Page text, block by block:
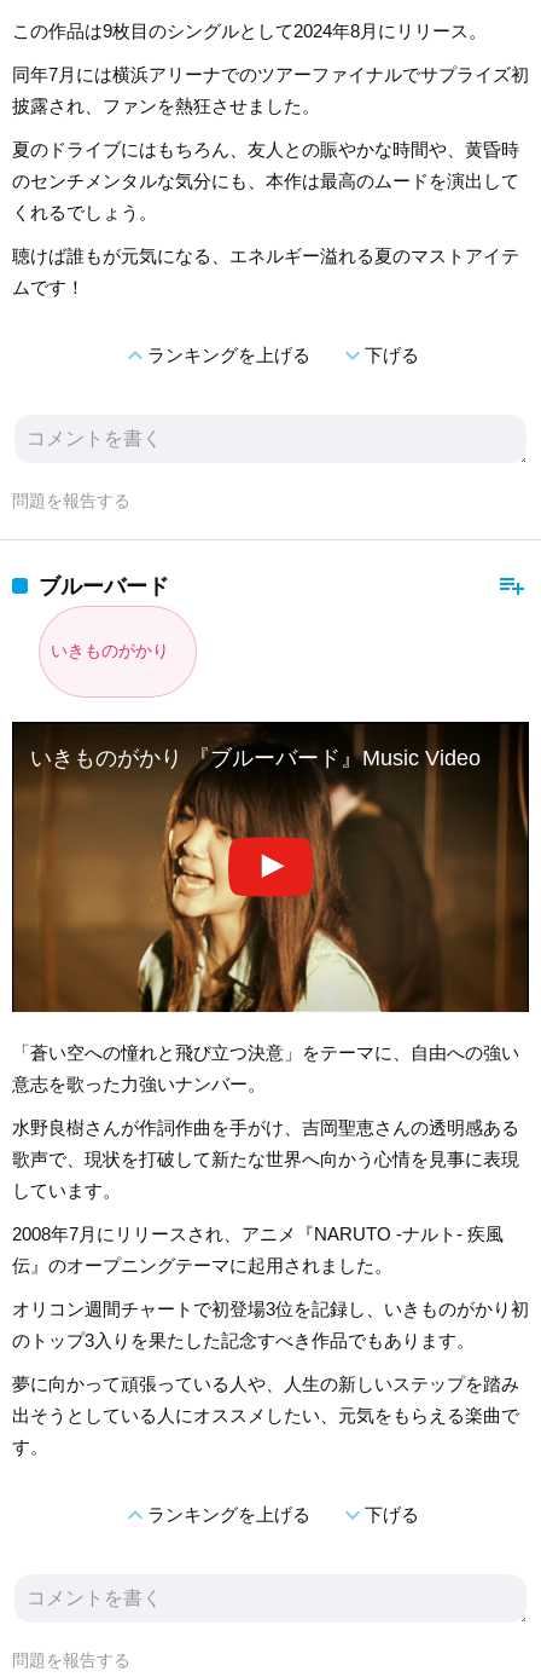
この作品は9枚目のシングルとして2024年8月にリリース。
同年7月には横浜アリーナでのツアーファイナルでサプライズ初
披露され、ファンを熱狂させました。
夏のドライブにはもちろん、友人との賑やかな時間や、黄昏時
のセンチメンタルな気分にも、本作は最高のムードを演出して
くれるでしょう。
聴けば誰もが元気になる、エネルギー溢れる夏のマストアイテ
ムです！
expand_lessランキングを上げる expand_more下げる
問題を報告する
playlist_add
ブルーバード
いきものがかり
いきものがかり 『ブルーバード』Music Video
「蒼い空への憧れと飛び立つ決意」をテーマに、自由への強い
意志を歌った力強いナンバー。
水野良樹さんが作詞作曲を手がけ、吉岡聖恵さんの透明感ある
歌声で、現状を打破して新たな世界へ向かう心情を見事に表現
しています。
2008年7月にリリースされ、アニメ『NARUTO -ナルト- 疾風
伝』のオープニングテーマに起用されました。
オリコン週間チャートで初登場3位を記録し、いきものがかり初
のトップ3入りを果たした記念すべき作品でもあります。
夢に向かって頑張っている人や、人生の新しいステップを踏み
出そうとしている人にオススメしたい、元気をもらえる楽曲で
す。
expand_lessランキングを上げる expand_more下げる
問題を報告する